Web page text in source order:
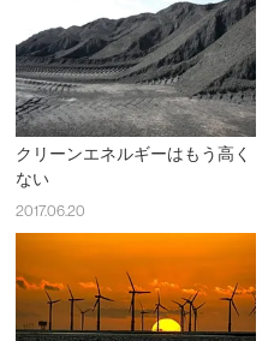
クリーンエネルギーはもう高く
ない
2017.06.20